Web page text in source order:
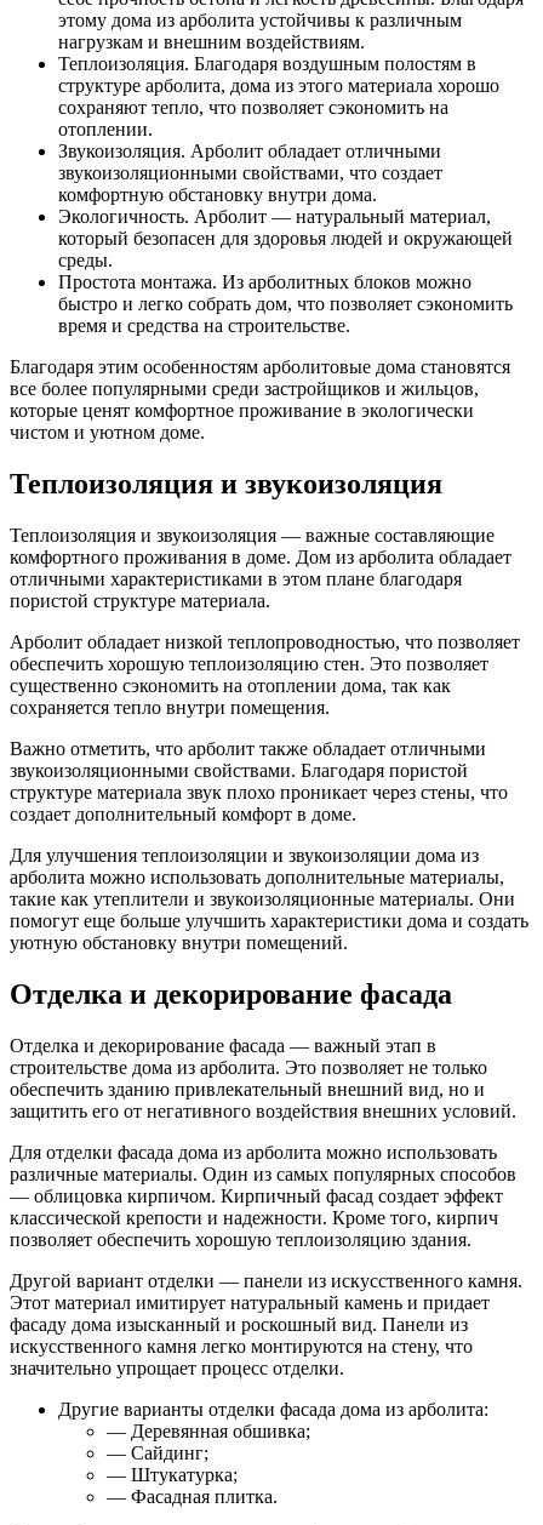
этому дома из арболита устойчивы к различным
нагрузкам и внешним воздействиям.
Теплоизоляция. Благодаря воздушным полостям в
структуре арболита, дома из этого материала хорошо
сохраняют тепло, что позволяет сэкономить на
отоплении.
Звукоизоляция. Арболит обладает отличными
звукоизоляционными свойствами, что создает
комфортную обстановку внутри дома.
Экологичность. Арболит — натуральный материал,
который безопасен для здоровья людей и окружающей
среды.
Простота монтажа. Из арболитных блоков можно
быстро и легко собрать дом, что позволяет сэкономить
время и средства на строительстве.
Благодаря этим особенностям арболитовые дома становятся
все более популярными среди застройщиков и жильцов,
которые ценят комфортное проживание в экологически
чистом и уютном доме.
Теплоизоляция и звукоизоляция
Теплоизоляция и звукоизоляция — важные составляющие
комфортного проживания в доме. Дом из арболита обладает
отличными характеристиками в этом плане благодаря
пористой структуре материала.
Арболит обладает низкой теплопроводностью, что позволяет
обеспечить хорошую теплоизоляцию стен. Это позволяет
существенно сэкономить на отоплении дома, так как
сохраняется тепло внутри помещения.
Важно отметить, что арболит также обладает отличными
звукоизоляционными свойствами. Благодаря пористой
структуре материала звук плохо проникает через стены, что
создает дополнительный комфорт в доме.
Для улучшения теплоизоляции и звукоизоляции дома из
арболита можно использовать дополнительные материалы,
такие как утеплители и звукоизоляционные материалы. Они
помогут еще больше улучшить характеристики дома и создать
уютную обстановку внутри помещений.
Отделка и декорирование фасада
Отделка и декорирование фасада — важный этап в
строительстве дома из арболита. Это позволяет не только
обеспечить зданию привлекательный внешний вид, но и
защитить его от негативного воздействия внешних условий.
Для отделки фасада дома из арболита можно использовать
различные материалы. Один из самых популярных способов
— облицовка кирпичом. Кирпичный фасад создает эффект
классической крепости и надежности. Кроме того, кирпич
позволяет обеспечить хорошую теплоизоляцию здания.
Другой вариант отделки — панели из искусственного камня.
Этот материал имитирует натуральный камень и придает
фасаду дома изысканный и роскошный вид. Панели из
искусственного камня легко монтируются на стену, что
значительно упрощает процесс отделки.
Другие варианты отделки фасада дома из арболита:
— Деревянная обшивка;
— Сайдинг;
— Штукатурка;
— Фасадная плитка.